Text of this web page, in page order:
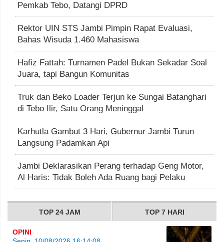
Pemkab Tebo, Datangi DPRD
Rektor UIN STS Jambi Pimpin Rapat Evaluasi,
Bahas Wisuda 1.460 Mahasiswa
Hafiz Fattah: Turnamen Padel Bukan Sekadar Soal
Juara, tapi Bangun Komunitas
Truk dan Beko Loader Terjun ke Sungai Batanghari
di Tebo Ilir, Satu Orang Meninggal
Karhutla Gambut 3 Hari, Gubernur Jambi Turun
Langsung Padamkan Api
Jambi Deklarasikan Perang terhadap Geng Motor,
Al Haris: Tidak Boleh Ada Ruang bagi Pelaku
TOP 24 JAM TOP 7 HARI
OPINI